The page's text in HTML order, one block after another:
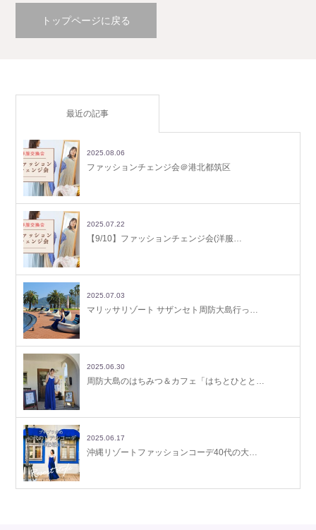
トップページに戻る
最近の記事
2025.08.06
ファッションチェンジ会＠港北都筑区
2025.07.22
【9/10】ファッションチェンジ会(洋服…
2025.07.03
マリッサリゾート サザンセト周防大島行っ…
2025.06.30
周防大島のはちみつ＆カフェ「はちとひとと…
2025.06.17
沖縄リゾートファッションコーデ40代の大…